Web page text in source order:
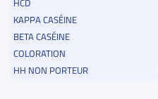
KAPPA CASÉINE
BETA CASÉINE
COLORATION
HH NON PORTEUR